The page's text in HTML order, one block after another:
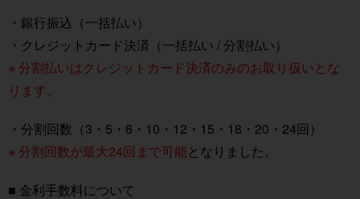
・銀行振込（一括払い）
・クレジットカード決済（一括払い / 分割払い）
※ 分割払いはクレジットカード決済のみのお取り扱いとな
ります。
・分割回数（3・5・6・10・12・15・18・20・24回）
※ 分割回数が最大24回まで可能となりました。
■ 金利手数料について